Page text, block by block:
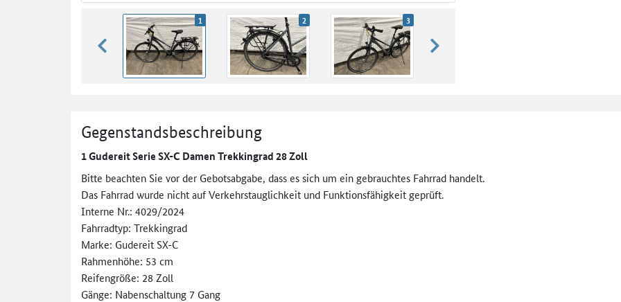
zurück blättern
1 2 3
weiter blättern
Gegenstandsbeschreibung
1 Gudereit Serie SX-C Damen Trekkingrad 28 Zoll
Bitte beachten Sie vor der Gebotsabgabe, dass es sich um ein gebrauchtes Fahrrad handelt.
Das Fahrrad wurde nicht auf Verkehrstauglichkeit und Funktionsfähigkeit geprüft.
Interne Nr.: 4029/2024
Fahrradtyp: Trekkingrad
Marke: Gudereit SX-C
Rahmenhöhe: 53 cm
Reifengröße: 28 Zoll
Gänge: Nabenschaltung 7 Gang